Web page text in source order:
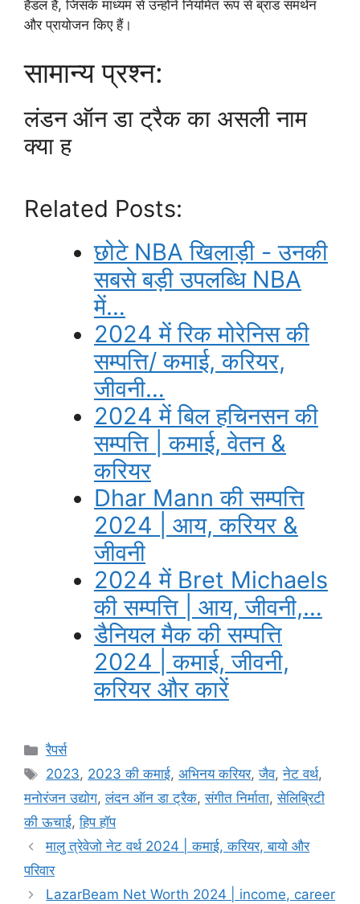
हैंडल है, जिसके माध्यम से उन्होंने नियमित रूप से ब्रांड समर्थन
और प्रायोजन किए हैं।
सामान्य प्रश्न:
लंडन ऑन डा ट्रैक का असली नाम
क्या ह
Related Posts:
छोटे NBA खिलाड़ी - उनकी
सबसे बड़ी उपलब्धि NBA
में…
2024 में रिक मोरेनिस की
सम्पत्ति/ कमाई, करियर,
जीवनी…
2024 में बिल हचिनसन की
सम्पत्ति | कमाई, वेतन &
करियर
Dhar Mann की सम्पत्ति
2024 | आय, करियर &
जीवनी
2024 में Bret Michaels
की सम्पत्ति | आय, जीवनी,…
डैनियल मैक की सम्पत्ति
2024 | कमाई, जीवनी,
करियर और कारें
Categories
रैपर्स
Tags
2023, 2023 की कमाई,अभिनय करियर,जैव,नेट वर्थ,
मनोरंजन उद्योग,लंदन ऑन डा ट्रैक,संगीत निर्माता,सेलिब्रिटी
की ऊचाई,हिप हॉप
मालु त्रेवेजो नेट वर्थ 2024 | कमाई, करियर, बायो और
परिवार
LazarBeam Net Worth 2024 | income, career